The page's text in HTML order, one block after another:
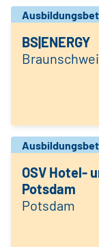
BS|ENERGY
OSV Hotel-
Potsdam
Potsdam